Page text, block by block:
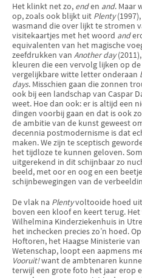
Het klinkt net zo, enden and. Maar
op, zoals ook blijkt uit Plenty
wasmand die over lijkt te stromen
visitekaartjes met het woord and
equivalenten van het magische
zeefdrukken van Another day
kleuren die een vervolg lijken op
vergelijkbare witte letter onderaan
days. Misschien gaan die zonnen
ook bij een landschap van Caspar
weet. Hoe dan ook: er is altijd een
dingen voorbij gaan en dat is ook
de ambitie van de kunst geweest
decennia postmodernisme is dat
maken. We zijn te sceptisch
het tijdloze te kunnen geloven.
uitgerekend in dit schijnbaar zo
beeld, met oor en oog en een
schijnbewegingen van de
De vlak na Plentyvoltooide hoed uit
boven een kloof en keert terug.
Wilhelmina Kinderziekenhuis in
het inchecken precies zo’n hoed.
Hoftoren, het Haagse Ministerie
Wetenschap, loopt een aapmens
Vooruit!want de ambtenaren
terwijl een grote foto het jaar erop